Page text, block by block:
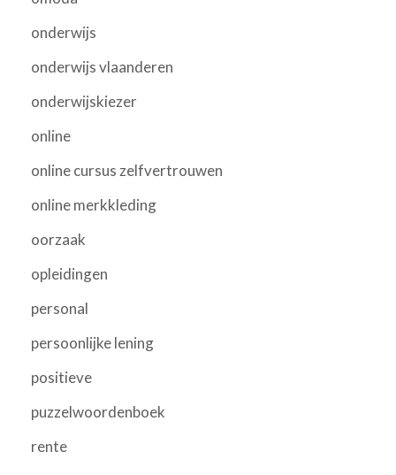
onderwijs
onderwijs vlaanderen
onderwijskiezer
online
online cursus zelfvertrouwen
online merkkleding
oorzaak
opleidingen
personal
persoonlijke lening
positieve
puzzelwoordenboek
rente